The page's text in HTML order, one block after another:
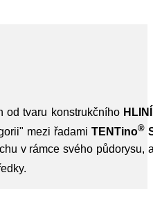
od tvaru konstrukčního
mezi řadamiTENTino®
v rámce svého